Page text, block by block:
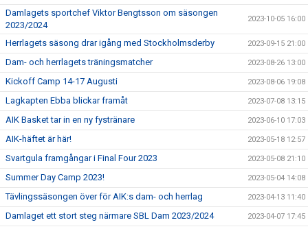
Damlagets sportchef Viktor Bengtsson om säsongen
2023/2024
2023-10-05 16:00
Herrlagets säsong drar igång med Stockholmsderby 2023-09-15 21:00
Dam- och herrlagets träningsmatcher 2023-08-26 13:00
Kickoff Camp 14-17 Augusti 2023-08-06 19:08
Lagkapten Ebba blickar framåt 2023-07-08 13:15
AIK Basket tar in en ny fystränare 2023-06-10 17:03
AIK-häftet är här! 2023-05-18 12:57
Svartgula framgångar i Final Four 2023 2023-05-08 21:10
Summer Day Camp 2023! 2023-05-04 14:08
Tävlingssäsongen över för AIK:s dam- och herrlag 2023-04-13 11:40
Damlaget ett stort steg närmare SBL Dam 2023/2024 2023-04-07 17:45